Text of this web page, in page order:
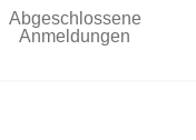
Abgeschlossene
Anmeldungen